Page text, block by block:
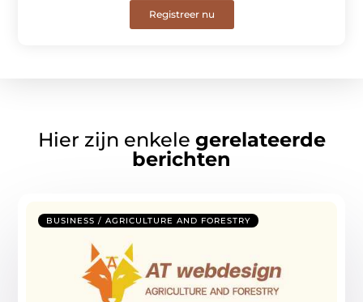
Registreer nu
Hier zijn enkele gerelateerde
berichten
BUSINESS / AGRICULTURE AND FORESTRY